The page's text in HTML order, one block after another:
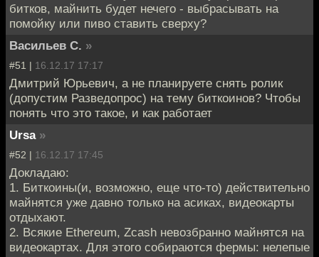
битков, майнить будет нечего - выбрасывать на
помойку или пиво ставить сверху?
Васильев С. »
#51 | 16.12.17 17:17
Дмитрий Юрьевич, а не планируете снять ролик
(допустим Разведопрос) на тему биткоинов? Чтобы
понять что это такое, и как работает
Ursa »
#52 | 16.12.17 17:45
Докладаю:
1. Биткоины(и, возможно, еще что-то) действительно
майнятся уже давно только на асиках, видеокарты
отдыхают.
2. Всякие Ethereum, Zcash невозбранно майнятся на
видеокартах. Для этого собираются фермы: нелепые